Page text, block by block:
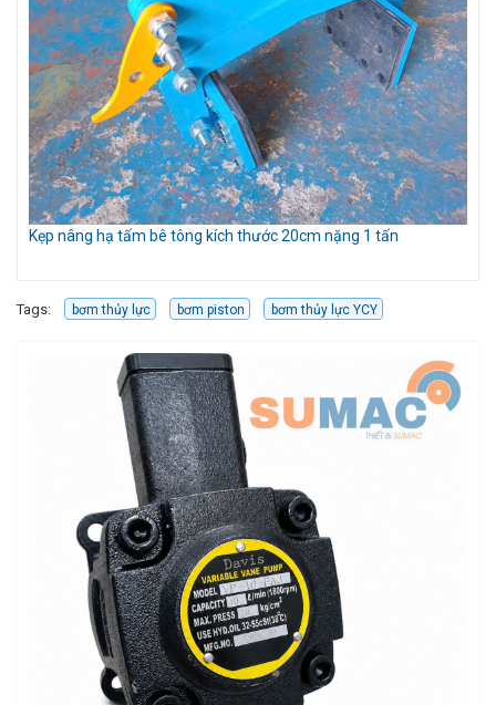
Kẹp nâng hạ tấm bê tông kích thước 20cm nặng 1 tấn
Tags: bơm thủy lực bơm piston bơm thủy lực YCY